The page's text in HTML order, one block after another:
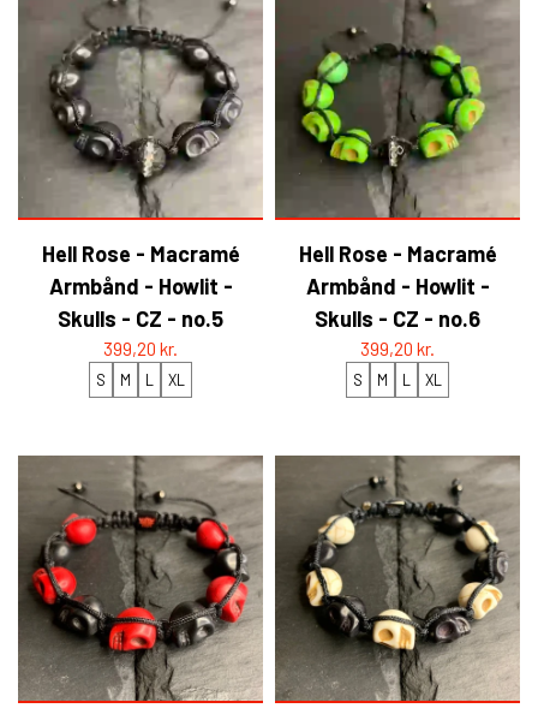
Hell Rose - Macramé
Armbånd - Howlit -
Skulls - CZ - no.5
399,20 kr.
S M L XL
Hell Rose - Macramé
Armbånd - Howlit -
Skulls - CZ - no.6
399,20 kr.
S M L XL